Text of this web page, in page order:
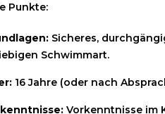
Punkte:
Sicheres,
Schwimmart.
16 Jahre (oder nach
Vorkenntnisse im